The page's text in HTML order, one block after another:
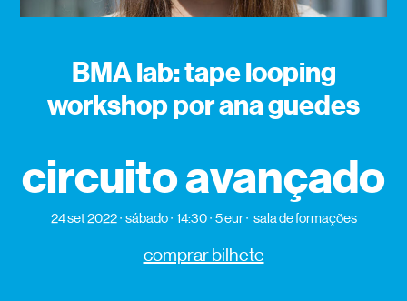
BMA lab: tape looping
workshop por ana guedes
circuito avançado
24 set 2022 sábado 14:30 5 eur sala de formações
comprar bilhete